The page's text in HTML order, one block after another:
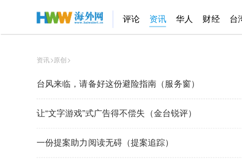
评论 资讯 华人 财经 台
资讯>原创>
台风来临，请备好这份避险指南（服务窗）
让“文字游戏”式广告得不偿失（金台锐评）
一份提案助力阅读无碍（提案追踪）